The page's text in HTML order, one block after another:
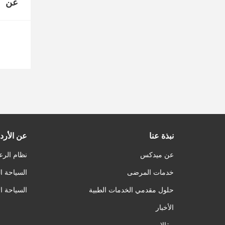
عن
نبذة عنا
عن ميدكس
خدمات المرضى
حلول مقدمي الخدمات الطبية
الأخبار
عن
نظام
السياحة
السياحة